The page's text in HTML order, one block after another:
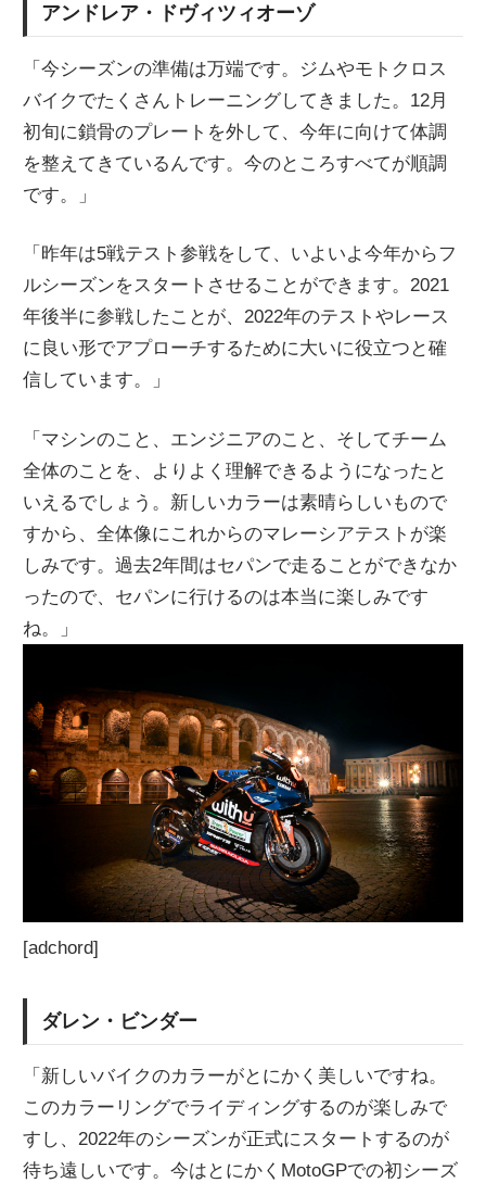
アンドレア・ドヴィツィオーゾ
「今シーズンの準備は万端です。ジムやモトクロス
バイクでたくさんトレーニングしてきました。12月
初旬に鎖骨のプレートを外して、今年に向けて体調
を整えてきているんです。今のところすべてが順調
です。」
「昨年は5戦テスト参戦をして、いよいよ今年からフ
ルシーズンをスタートさせることができます。2021
年後半に参戦したことが、2022年のテストやレース
に良い形でアプローチするために大いに役立つと確
信しています。」
「マシンのこと、エンジニアのこと、そしてチーム
全体のことを、よりよく理解できるようになったと
いえるでしょう。新しいカラーは素晴らしいもので
すから、全体像にこれからのマレーシアテストが楽
しみです。過去2年間はセパンで走ることができなか
ったので、セパンに行けるのは本当に楽しみです
ね。」
[adchord]
ダレン・ビンダー
「新しいバイクのカラーがとにかく美しいですね。
このカラーリングでライディングするのが楽しみで
すし、2022年のシーズンが正式にスタートするのが
待ち遠しいです。今はとにかくMotoGPでの初シーズ